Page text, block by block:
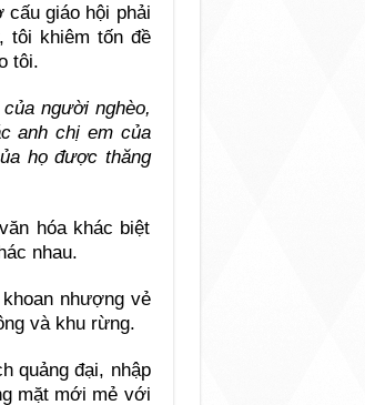
cấu giáo hội phải
tôi khiêm tốn đề
tôi.
người nghèo,
anh chị em của
họ được thăng
hóa khác biệt
nhau.
nhượng vẻ
và khu rừng.
quảng đại, nhập
mặt mới mẻ với